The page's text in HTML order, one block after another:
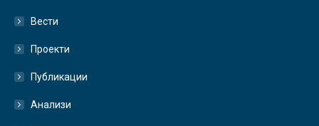
Вести
Проекти
Публикации
Анализи